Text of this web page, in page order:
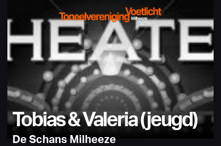
Tobias & Valeria (jeugd)
De Schans Milheeze